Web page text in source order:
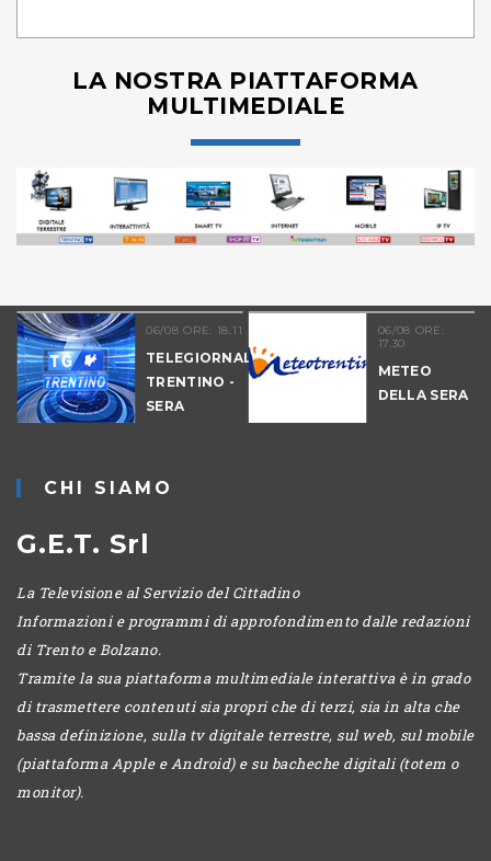
LA NOSTRA PIATTAFORMA
MULTIMEDIALE
06/08 ORE: 18.11
TELEGIORNALE
TRENTINO -
SERA
06/08 ORE:
17.30
METEO
DELLA SERA
CHI SIAMO
G.E.T. Srl
La Televisione al Servizio del Cittadino
Informazioni e programmi di approfondimento dalle redazioni
di Trento e Bolzano.
Tramite la sua piattaforma multimediale interattiva è in grado
di trasmettere contenuti sia propri che di terzi, sia in alta che
bassa definizione, sulla tv digitale terrestre, sul web, sul mobile
(piattaforma Apple e Android) e su bacheche digitali (totem o
monitor).